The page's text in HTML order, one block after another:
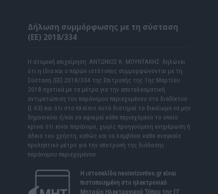
Δήλωση συμμόρφωσης με τη σύσταση
(ΕΕ) 2018/334
Η ατομική επιχείρηση ΑΝΤΩΝΙΟΣ Κ. ΜΟΥΝΤΑΚΗΣ δηλώνει
ότι η ίδια και ο παρών ιστότοπος συμμορφώνονται με τη
Σύσταση (ΕΕ) 2018/334 της Επιτροπής της 1ης Μαρτίου
2018 σχετικά με τα μέτρα για την αποτελεσματική
αντιμετώπιση του παράνομου περιεχομένου στο διαδίκτυο
(L 63) και ότι στο πλαίσιο αυτό διατηρεί το δικαίωμα να μην
δημοσιεύει ή/και να αφαιρεί κάθε περιεχόμενο το οποίο
κρίνει ότι είναι παράνομο, χωρίς προηγούμενη ενημέρωση ή
άδεια του χρήστη, καθώς και να λαμβάνει κάθε αναγκαίο
προληπτικό μέτρο για την αποτροπή της διάδοσης
παράνομου περιεχομένου.
Η ιστοσελίδα neoiorizontes.grείναι
πιστοποιημένη στο ηλεκτρονικό
Μητρώο Ηλεκτρονικού Τύπου της ΓΓ